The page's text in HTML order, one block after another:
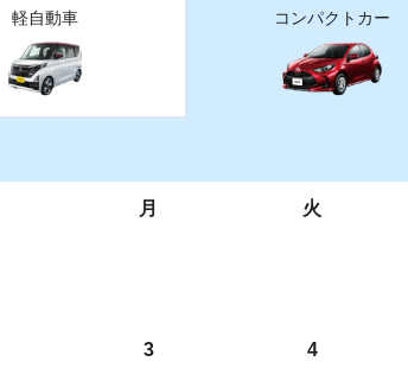
軽自動車 コンパクトカー
月 火
3 4